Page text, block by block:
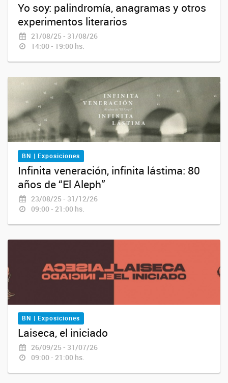
Yo soy: palindromía, anagramas y otros
experimentos literarios
21/08/25 - 31/08/26
14:00 - 19:00 hs.
BN | Exposiciones
Infinita veneración, infinita lástima: 80
años de “El Aleph”
23/08/25 - 31/12/26
09:00 - 21:00 hs.
BN | Exposiciones
Laiseca, el iniciado
26/09/25 - 31/07/26
09:00 - 21:00 hs.